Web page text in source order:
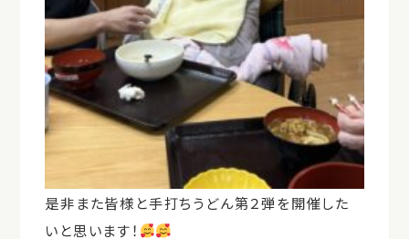
是非また皆様と手打ちうどん第２弾を開催した
いと思います！